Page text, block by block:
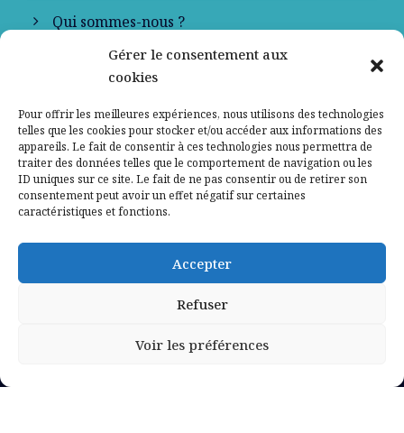
Gérer le consentement aux
cookies
Pour offrir les meilleures expériences, nous utilisons des technologies
telles que les cookies pour stocker et/ou accéder aux informations des
appareils. Le fait de consentir à ces technologies nous permettra de
traiter des données telles que le comportement de navigation ou les
ID uniques sur ce site. Le fait de ne pas consentir ou de retirer son
consentement peut avoir un effet négatif sur certaines
caractéristiques et fonctions.
Accepter
Refuser
Voir les préférences
Qui sommes-nous ?
Contactez-nous
Mentions légales
Politique de confidentialité